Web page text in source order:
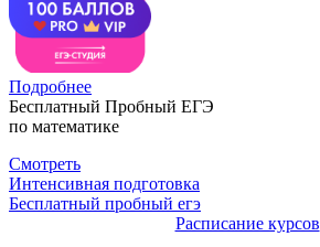
Подробнее
Бесплатный Пробный ЕГЭ
по математике
Смотреть
Интенсивная подготовка
Бесплатный пробный егэ
Расписание курсов